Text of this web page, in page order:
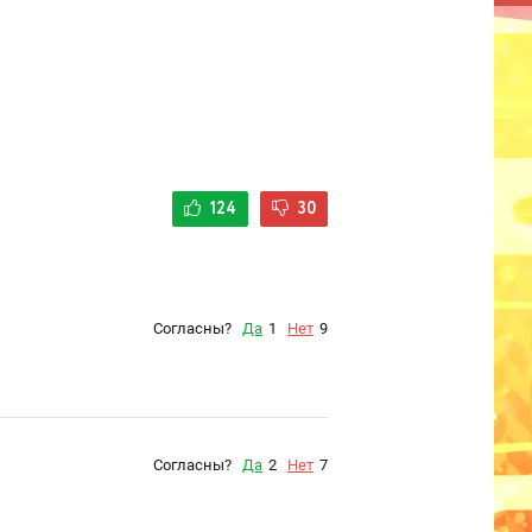
124 30
Согласны? Да 1 Нет 9
Согласны? Да 2 Нет 7